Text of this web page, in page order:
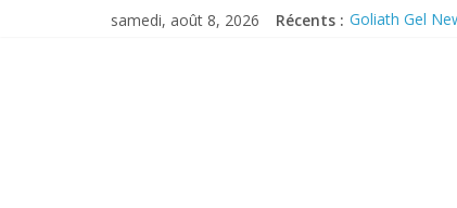
samedi, août 8, 2026 Récents : Goliath Gel
REPELINE –
OUTCAST